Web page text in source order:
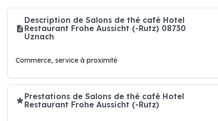
Description de Salons de thé café Hotel
Restaurant Frohe Aussicht (-Rutz) 08730
Uznach
Commerce, service à proximité
Prestations de Salons de thé café Hotel
Restaurant Frohe Aussicht (-Rutz)